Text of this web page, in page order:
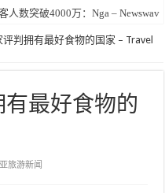
人数突破4000万：Nga – Newswav
判拥有最好食物的国家 – Travel
最好食物的
旅游新闻